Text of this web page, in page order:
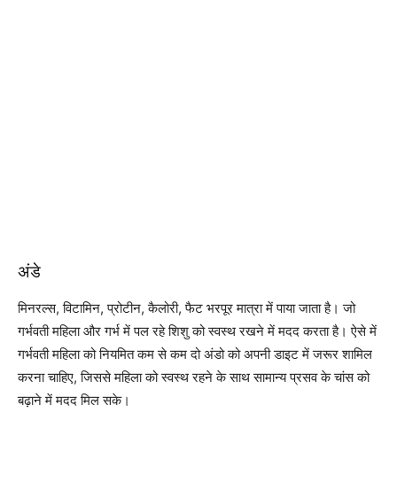
अंडे
मिनरल्स, विटामिन, प्रोटीन, कैलोरी, फैट भरपूर मात्रा में पाया जाता है। जो
गर्भवती महिला और गर्भ में पल रहे शिशु को स्वस्थ रखने में मदद करता है। ऐसे में
गर्भवती महिला को नियमित कम से कम दो अंडो को अपनी डाइट में जरूर शामिल
करना चाहिए, जिससे महिला को स्वस्थ रहने के साथ सामान्य प्रसव के चांस को
बढ़ाने में मदद मिल सके।